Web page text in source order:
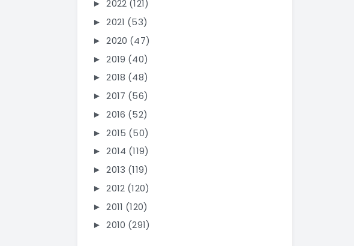
► 2022 (121)
► 2021 (53)
► 2020 (47)
► 2019 (40)
► 2018 (48)
► 2017 (56)
► 2016 (52)
► 2015 (50)
► 2014 (119)
► 2013 (119)
► 2012 (120)
► 2011 (120)
► 2010 (291)